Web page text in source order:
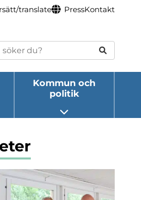
translate PressKontakt
Kommun och
politik
Öppna undermeny